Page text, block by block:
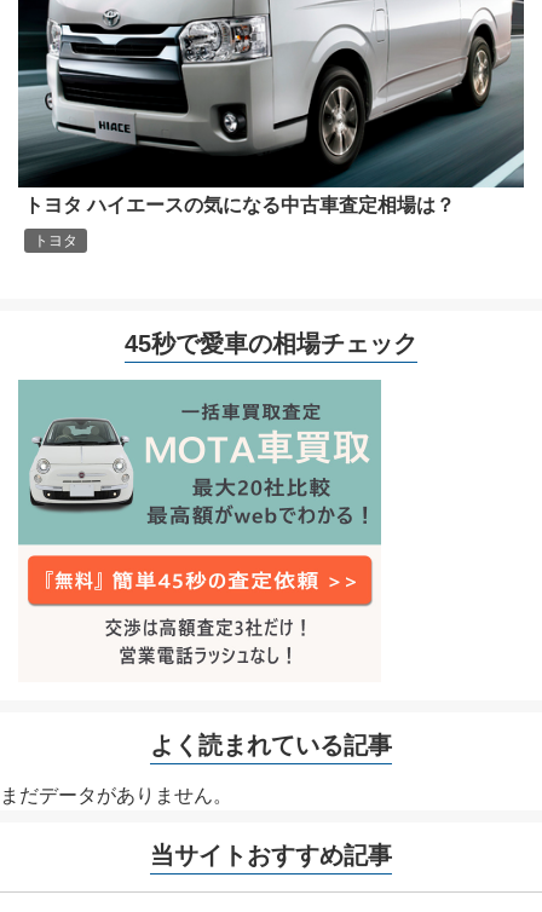
トヨタ ハイエースの気になる中古車査定相場は？
トヨタ
45秒で愛車の相場チェック
よく読まれている記事
まだデータがありません。
当サイトおすすめ記事